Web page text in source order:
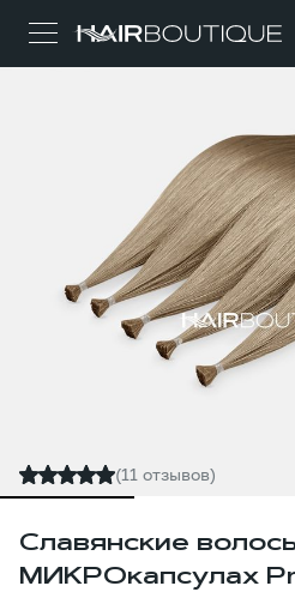
(11 отзывов)
Славянские
МИКРОкапсулах